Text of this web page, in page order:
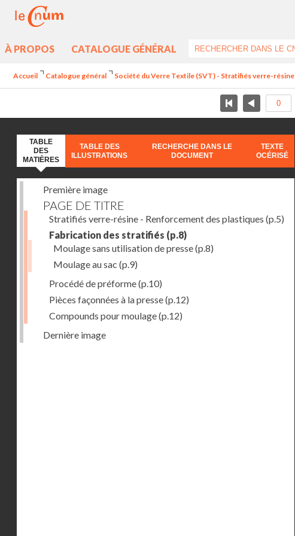
À PROPOS CATALOGUE GÉNÉRAL
Accueil Catalogue général Société du Verre Textile (SVT) - Stratifiés verre-résine
TABLE
DES
MATIÈRES
TABLE DES
ILLUSTRATIONS
RECHERCHE DANS LE
DOCUMENT
TEXTE
OCÉRISÉ
Première image
PAGE DE TITRE
Stratifiés verre-résine - Renforcement des plastiques (p.5)
Fabrication des stratifiés (p.8)
Moulage sans utilisation de presse(p.8)
Moulage au sac (p.9)
Procédé de préforme(p.10)
Pièces façonnées à la presse(p.12)
Compounds pour moulage(p.12)
Dernière image